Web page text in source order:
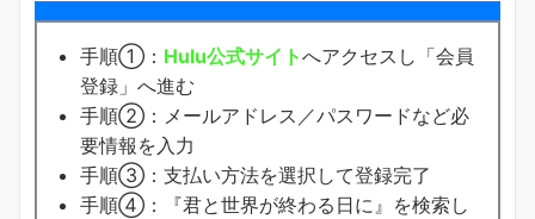
手順①： Hulu公式サイトへアクセスし「会員
登録」へ進む
手順②：メールアドレス／パスワードなど必
要情報を入力
手順③：支払い方法を選択して登録完了
手順④：『君と世界が終わる日に』を検索し